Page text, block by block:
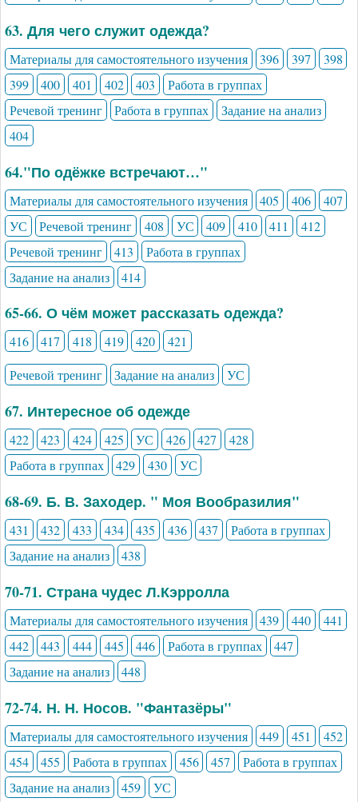
63. Для чего служит одежда?
Материалы для самостоятельного изучения 396 397
398
399
400 401 402 403
Работа в группах
Речевой тренинг
Работа в группах
Задание на анализ
404
64."По одёжке встречают…"
Материалы для самостоятельного изучения 405 406
407
УС
Речевой тренинг 408 УС 409 410 411
412
Речевой тренинг
413
Работа в группах
Задание на анализ
414
65-66. О чём может рассказать одежда?
416 417 418 419 420
421
Речевой тренинг
Задание на анализ УС
67. Интересное об одежде
422 423 424 425 УС 426 427
428
Работа в группах
429 430 УС
68-69. Б. В. Заходер. " Моя Вообразилия"
431 432 433 434 435 436 437
Работа в группах
Задание на анализ
438
70-71. Страна чудес Л.Кэрролла
Материалы для самостоятельного изучения 439 440
441
442
443 444 445 446 Работа в группах
447
Задание на анализ
448
72-74. Н. Н. Носов. "Фантазёры"
Материалы для самостоятельного изучения 449 451
452
454
455 Работа в группах 456 457
Работа в группах
Задание на анализ
459 УС